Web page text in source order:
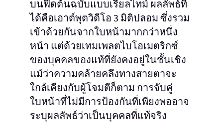
บนฟีดต้นฉบับแบบเรียลไทม์ ผลลัพธ์ที่
ได้คือเอาต์พุตวิดีโอ 3 มิติปลอม ซึ่งรวม
เข้าด้วยกันจากใบหน้ามากกว่าหนึ่ง
หน้า แต่ด้วยเทมเพลตไบโอเมตริกซ์
ของบุคคลของแท้ที่ยังคงอยู่ในชั้นเชิง
แม้ว่าความคล้ายคลึงทางสายตาจะ
ใกล้เคียงกับผู้โจมตีก็ตาม การจับคู่
ใบหน้าที่ไม่มีการป้องกันที่เพียงพออาจ
ระบุผลลัพธ์ว่าเป็นบุคคลที่แท้จริง